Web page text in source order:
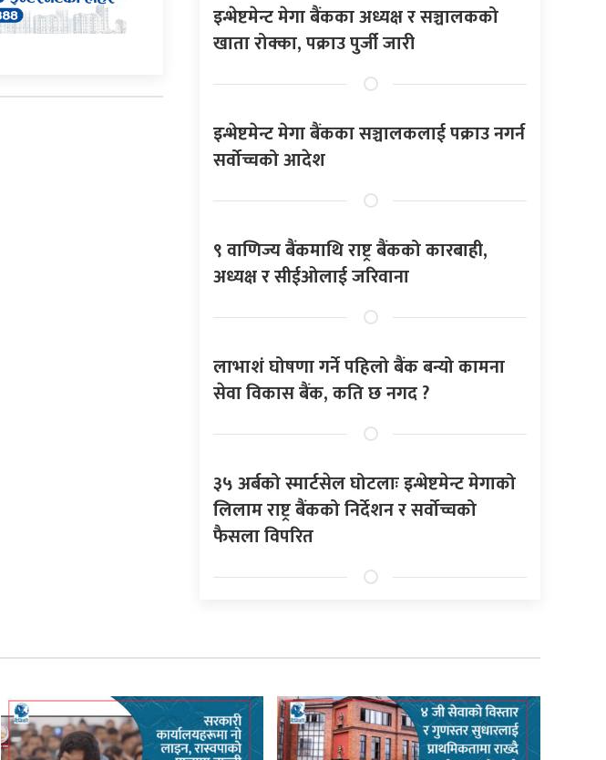
इन्भेष्टमेन्ट मेगा बैंकका अध्यक्ष र सञ्चालकको
खाता रोक्का, पक्राउ पुर्जी जारी
इन्भेष्टमेन्ट मेगा बैंकका सञ्चालकलाई पक्राउ नगर्न
सर्वोच्चको आदेश
९ वाणिज्य बैंकमाथि राष्ट्र बैंकको कारबाही,
अध्यक्ष र सीईओलाई जरिवाना
लाभाशं घोषणा गर्ने पहिलो बैंक बन्यो कामना
सेवा विकास बैंक, कति छ नगद ?
३५ अर्बको स्मार्टसेल घोटलाः इन्भेष्टमेन्ट मेगाको
लिलाम राष्ट्र बैंकको निर्देशन र सर्वोच्चको
फैसला विपरित